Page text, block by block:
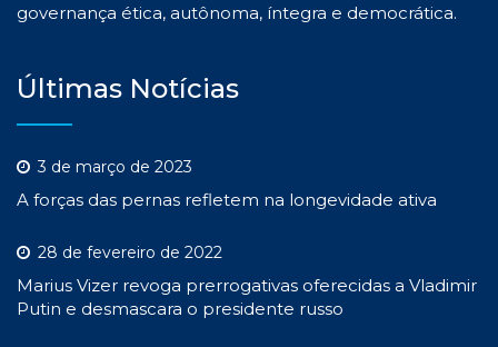
governança ética, autônoma, íntegra e democrática.
Últimas Notícias
3 de março de 2023
A forças das pernas refletem na longevidade ativa
28 de fevereiro de 2022
Marius Vizer revoga prerrogativas oferecidas a Vladimir
Putin e desmascara o presidente russo